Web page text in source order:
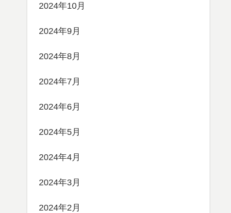
2024年10月
2024年9月
2024年8月
2024年7月
2024年6月
2024年5月
2024年4月
2024年3月
2024年2月